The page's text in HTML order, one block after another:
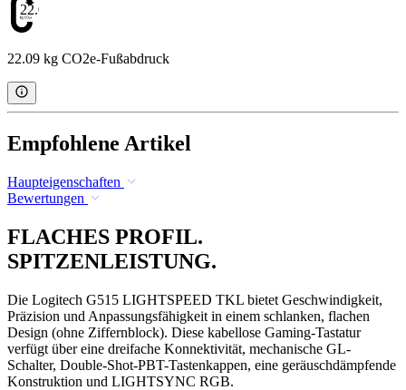
22.09
22.09 kg CO2e-Fußabdruck
Empfohlene Artikel
Haupteigenschaften
Bewertungen
FLACHES PROFIL.
SPITZENLEISTUNG.
Die Logitech G515 LIGHTSPEED TKL bietet Geschwindigkeit,
Präzision und Anpassungsfähigkeit in einem schlanken, flachen
Design (ohne Ziffernblock). Diese kabellose Gaming-Tastatur
verfügt über eine dreifache Konnektivität, mechanische GL-
Schalter, Double-Shot-PBT-Tastenkappen, eine geräuschdämpfende
Konstruktion und LIGHTSYNC RGB.